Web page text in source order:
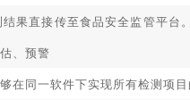
果直接传至食品安全监管平
、预警
同一软件下实现所有检测项